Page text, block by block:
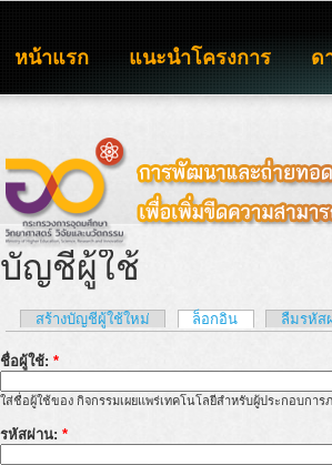
หน้าแรก แนะนำโครงการ ด
บัญชีผู้ใช้
สร้างบัญชีผู้ใช้ใหม่ ล็อกอิน ลืมรหัส
ชื่อผู้ใช้: *
ใส่ชื่อผู้ใช้ของ กิจกรรมเผยแพร่เทคโนโลยีสำหรับผู้ประกอบการ
รหัสผ่าน: *